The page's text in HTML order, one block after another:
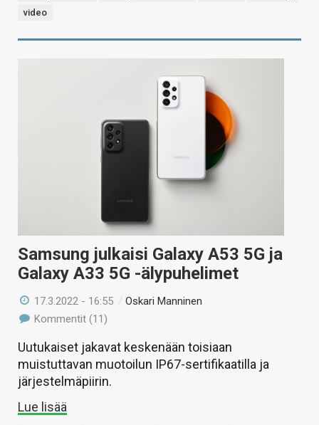
video
Samsung julkaisi Galaxy A53 5G ja
Galaxy A33 5G -älypuhelimet
17.3.2022 - 16:55 /Oskari Manninen
Kommentit (11)
Uutukaiset jakavat keskenään toisiaan
muistuttavan muotoilun IP67-sertifikaatilla ja
järjestelmäpiirin.
Lue lisää